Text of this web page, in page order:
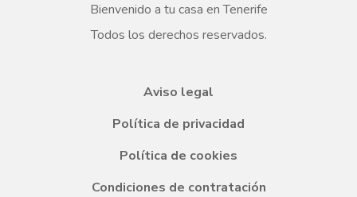
Bienvenido a tu casa en Tenerife
Todos los derechos reservados.
Aviso legal
Política de privacidad
Política de cookies
Condiciones de contratación